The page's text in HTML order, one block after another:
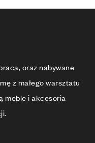
oraz nabywane
z małego warsztatu
meble i akcesoria